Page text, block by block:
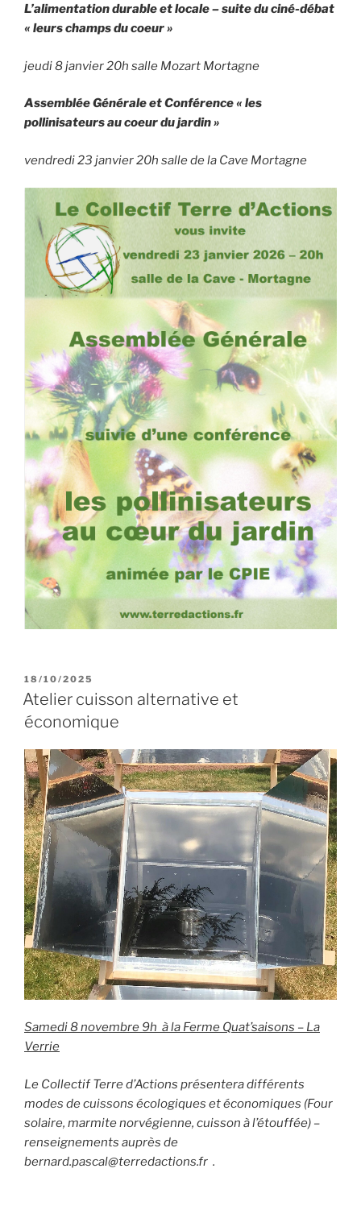
L’alimentation durable et locale – suite du ciné-débat
« leurs champs du coeur »
jeudi 8 janvier 20h salle Mozart Mortagne
Assemblée Générale et Conférence « les
pollinisateurs au coeur du jardin »
vendredi 23 janvier 20h salle de la Cave Mortagne
PUBLIÉ
LE
18/10/2025
Atelier cuisson alternative et
économique
Samedi 8 novembre 9h à la Ferme Quat’saisons – La
Verrie
Le Collectif Terre d’Actions présentera différents
modes de cuissons écologiques et économiques (Four
solaire, marmite norvégienne, cuisson à l’étouffée) –
renseignements auprès de
bernard.pascal@terredactions.fr .